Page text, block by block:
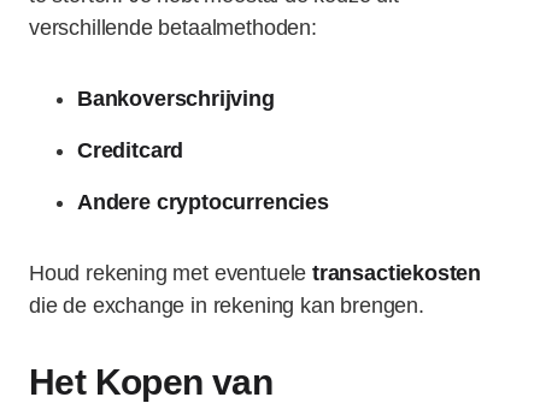
verschillende betaalmethoden:
Bankoverschrijving
Creditcard
Andere cryptocurrencies
Houd rekening met eventuele transactiekosten
die de exchange in rekening kan brengen.
Het Kopen van